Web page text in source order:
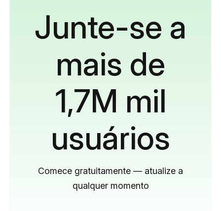
Junte-se a
mais de
1,7M mil
usuários
Comece gratuitamente — atualize a
qualquer momento